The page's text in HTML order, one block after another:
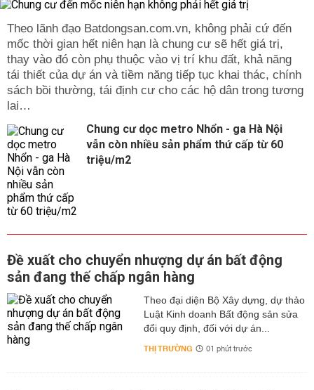
Theo lãnh đạo Batdongsan.com.vn, không phải cứ đến
mốc thời gian hết niên hạn là chung cư sẽ hết giá trị,
thay vào đó còn phụ thuộc vào vị trí khu đất, khả năng
tái thiết của dự án và tiềm năng tiếp tục khai thác, chính
sách bồi thường, tái định cư cho các hộ dân trong tương
lai…
Chung cư dọc metro Nhổn - ga Hà Nội
vẫn còn nhiều sản phẩm thứ cấp từ 60
triệu/m2
Đề xuất cho chuyển nhượng dự án bất động
sản đang thế chấp ngân hàng
Theo đại diện Bộ Xây dựng, dự thảo
Luật Kinh doanh Bất động sản sửa
đổi quy định, đối với dự án...
THỊ TRƯỜNG 01 phút trước